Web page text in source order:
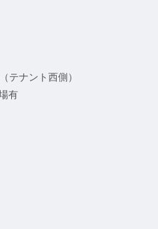
テナント西側）
有